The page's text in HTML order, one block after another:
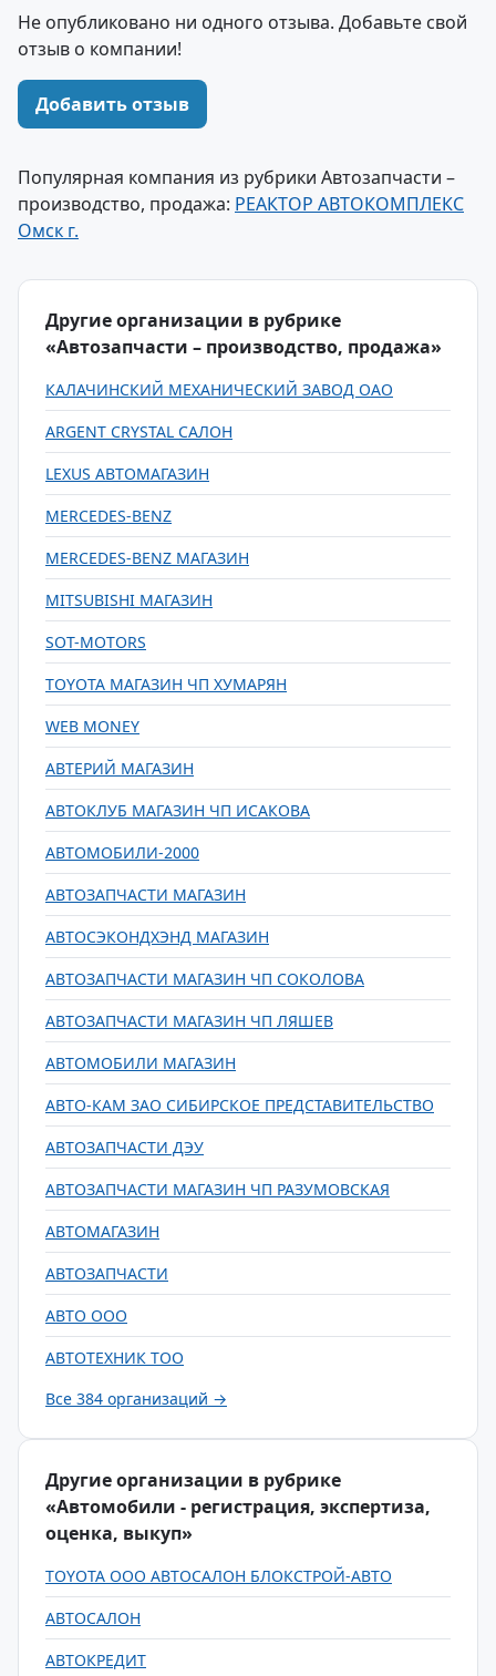
Не опубликовано ни одного отзыва. Добавьте свой
отзыв о компании!
Добавить отзыв
Популярная компания из рубрики Автозапчасти –
производство, продажа: РЕАКТОР АВТОКОМПЛЕКС
Омск г.
Другие организации в рубрике
«Автозапчасти – производство, продажа»
КАЛАЧИНСКИЙ МЕХАНИЧЕСКИЙ ЗАВОД ОАО
ARGENT CRYSTAL САЛОН
LEXUS АВТОМАГАЗИН
MERCEDES-BENZ
MERCEDES-BENZ МАГАЗИН
MITSUBISHI МАГАЗИН
SOT-MOTORS
TOYOTA МАГАЗИН ЧП ХУМАРЯН
WEB MONEY
АВТЕРИЙ МАГАЗИН
АВТОКЛУБ МАГАЗИН ЧП ИСАКОВА
АВТОМОБИЛИ-2000
АВТОЗАПЧАСТИ МАГАЗИН
АВТОСЭКОНДХЭНД МАГАЗИН
АВТОЗАПЧАСТИ МАГАЗИН ЧП СОКОЛОВА
АВТОЗАПЧАСТИ МАГАЗИН ЧП ЛЯШЕВ
АВТОМОБИЛИ МАГАЗИН
АВТО-КАМ ЗАО СИБИРСКОЕ ПРЕДСТАВИТЕЛЬСТВО
АВТОЗАПЧАСТИ ДЭУ
АВТОЗАПЧАСТИ МАГАЗИН ЧП РАЗУМОВСКАЯ
АВТОМАГАЗИН
АВТОЗАПЧАСТИ
АВТО ООО
АВТОТЕХНИК ТОО
Все 384 организаций →
Другие организации в рубрике
«Автомобили - регистрация, экспертиза,
оценка, выкуп»
TOYOTA ООО АВТОСАЛОН БЛОКСТРОЙ-АВТО
АВТОСАЛОН
АВТОКРЕДИТ